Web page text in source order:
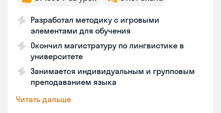
Разработал методику с игровыми
элементами для обучения
Окончил магистратуру по лингвистике в
университете
Занимается индивидуальным и групповым
преподаванием языка
Читать дальше